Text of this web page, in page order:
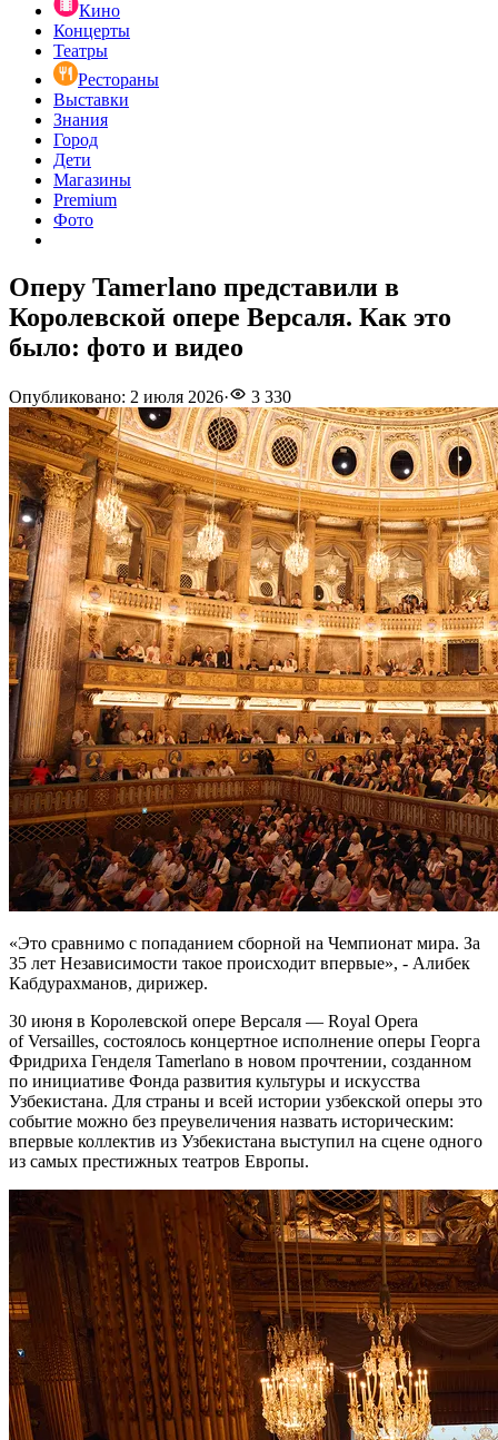
Кино
Концерты
Театры
Рестораны
Выставки
Знания
Город
Дети
Магазины
Premium
Фото
Оперу Tamerlano представили в
Королевской опере Версаля. Как это
было: фото и видео
Опубликовано: 2 июля 2026· 3 330
«Это сравнимо с попаданием сборной на Чемпионат мира. За
35 лет Независимости такое происходит впервые», - Алибек
Кабдурахманов, дирижер.
30 июня в Королевской опере Версаля — Royal Opera
of Versailles, состоялось концертное исполнение оперы Георга
Фридриха Генделя Tamerlano в новом прочтении, созданном
по инициативе Фонда развития культуры и искусства
Узбекистана. Для страны и всей истории узбекской оперы это
событие можно без преувеличения назвать историческим:
впервые коллектив из Узбекистана выступил на сцене одного
из самых престижных театров Европы.